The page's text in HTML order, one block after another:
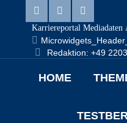
Linkedin
page
Facebook
page
X
page
Karriereportal Mediadaten
Redaktion: +49
HOME